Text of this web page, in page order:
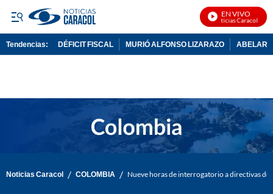
EN VIVO
Noticias Caracol En
Tendencias: DÉFICIT FISCAL MURIÓ ALFONSO LIZARAZO
Noticias Caracol / COLOMBIA / Nueve horas de interrogatorio a directivas